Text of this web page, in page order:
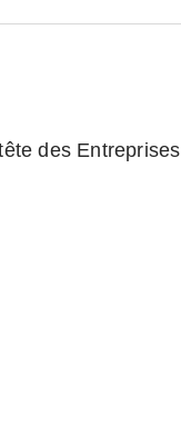
des Entreprises